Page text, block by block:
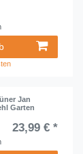
Jan
Garten
23,99 € *